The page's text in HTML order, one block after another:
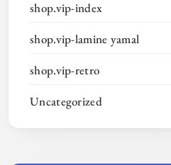
shop.vip-index
shop.vip-lamine yamal
shop.vip-retro
Uncategorized